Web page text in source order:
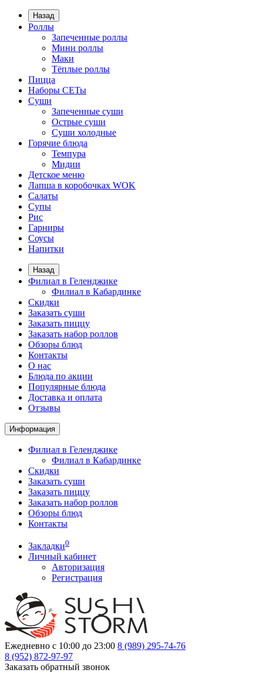
Назад
Роллы
Запеченные роллы
Мини роллы
Маки
Тёплые роллы
Пицца
Наборы СЕТы
Суши
Запеченные суши
Острые суши
Суши холодные
Горячие блюда
Темпура
Мидии
Детское меню
Лапша в коробочках WOK
Салаты
Супы
Рис
Гарниры
Соусы
Напитки
Назад
Филиал в Геленджике
Филиал в Кабардинке
Скидки
Заказать суши
Заказать пиццу
Заказать набор роллов
Обзоры блюд
Контакты
О нас
Блюда по акции
Популярные блюда
Доставка и оплата
Отзывы
Информация
Филиал в Геленджике
Филиал в Кабардинке
Скидки
Заказать суши
Заказать пиццу
Заказать набор роллов
Обзоры блюд
Контакты
Закладки0
Личный кабинет
Авторизация
Регистрация
Ежедневно с 10:00 до 23:00 8 (989) 295-74-76
8 (952) 872-97-97
Заказать обратный звонок